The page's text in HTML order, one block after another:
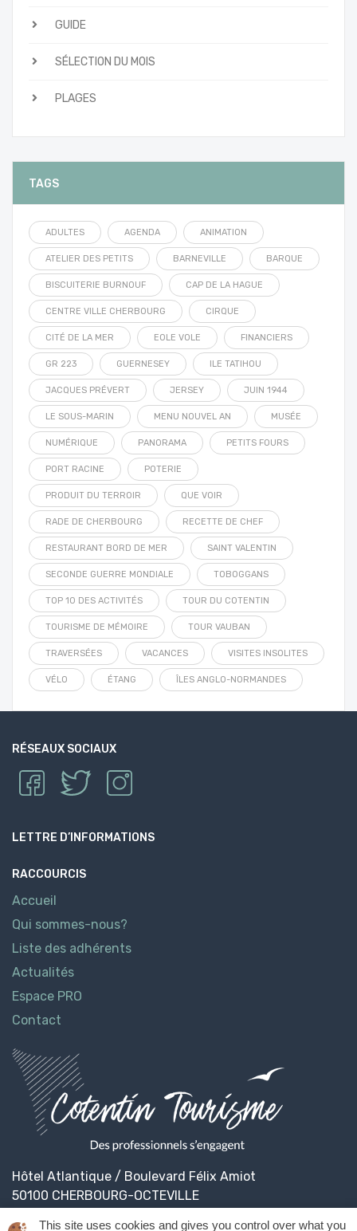
GUIDE
SÉLECTION DU MOIS
PLAGES
TAGS
ADULTES AGENDA ANIMATION
ATELIER DES PETITS BARNEVILLE BARQUE
BISCUITERIE BURNOUF CAP DE LA HAGUE
CENTRE VILLE CHERBOURG CIRQUE
CITÉ DE LA MER EOLE VOLE FINANCIERS
GR 223 GUERNESEY ILE TATIHOU
JACQUES PRÉVERT JERSEY JUIN 1944
LE SOUS-MARIN MENU NOUVEL AN MUSÉE
NUMÉRIQUE PANORAMA PETITS FOURS
PORT RACINE POTERIE
PRODUIT DU TERROIR QUE VOIR
RADE DE CHERBOURG RECETTE DE CHEF
RESTAURANT BORD DE MER SAINT VALENTIN
SECONDE GUERRE MONDIALE TOBOGGANS
TOP 10 DES ACTIVITÉS TOUR DU COTENTIN
TOURISME DE MÉMOIRE TOUR VAUBAN
TRAVERSÉES VACANCES VISITES INSOLITES
VÉLO ÉTANG ÎLES ANGLO-NORMANDES
RÉSEAUX SOCIAUX
LETTRE D’INFORMATIONS
RACCOURCIS
Accueil
Qui sommes-nous?
Liste des adhérents
Actualités
Espace PRO
Contact
Hôtel Atlantique / Boulevard Félix Amiot
50100 CHERBOURG-OCTEVILLE
This site uses cookies and gives you control over what you